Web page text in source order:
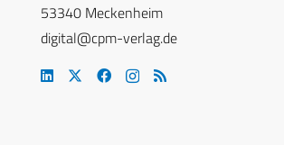
53340 Meckenheim
digital@cpm-verlag.de